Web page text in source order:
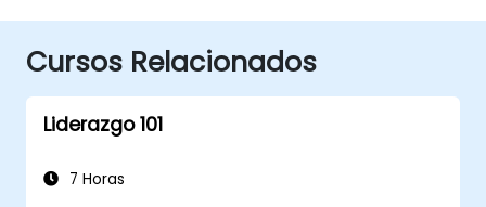
Cursos Relacionados
Liderazgo 101
7 Horas